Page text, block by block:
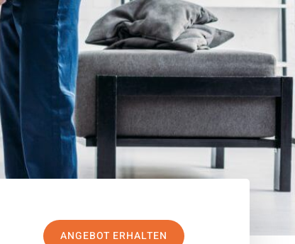
ANGEBOT ERHALTEN